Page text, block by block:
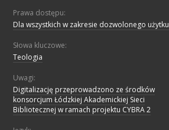
Prawa dostępu:
Dla wszystkich w zakresie dozwolonego użytku
Słowa kluczowe:
Teologia
Uwagi:
Digitalizację przeprowadzono ze środków
konsorcjum Łódzkiej Akademickiej Sieci
Bibliotecznej w ramach projektu CYBRA 2